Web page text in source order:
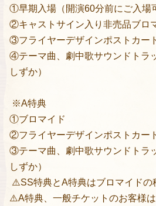
①早期入場（開演60分前にご入場
②キャストサイン入り非売品ブロ
③フライヤーデザインポストカー
④テーマ曲、劇中歌サウンドトラ
しずか）
※A特典
①ブロマイド
②フライヤーデザインポストカー
③テーマ曲、劇中歌サウンドトラ
しずか）
⚠️SS特典とA特典はブロマイドの
⚠️A特典、一般チケットのお客様